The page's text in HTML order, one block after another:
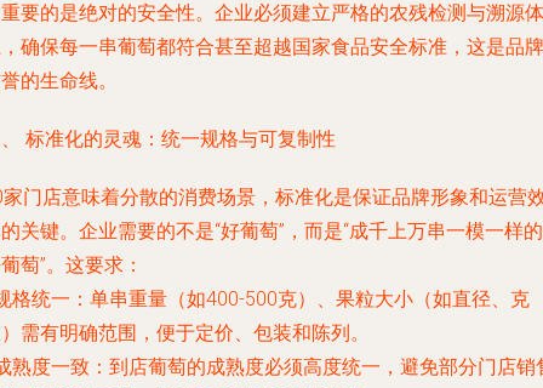
要的是绝对的安全性。企业必须建立严格的农残检测与溯源体
确保每一串葡萄都符合甚至超越国家食品安全标准，这是品牌
的生命线。
标准化的灵魂：统一规格与可复制性
门店意味着分散的消费场景， 标准化是保证品牌形象和运营
关键。企业需要的不是“好葡萄”，而是“成千上万串一模一样的
萄”。这要求：
格统一 ：单串重量（如400-500克）、果粒大小（如直径、克
需有明确范围，便于定价、包装和陈列。
熟度一致 ：到店葡萄的成熟度必须高度统一，避免部分门店销